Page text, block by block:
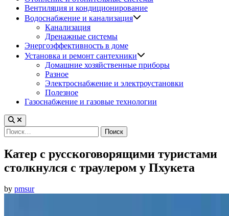
Вентиляция и кондиционирование
Водоснабжение и канализация
Канализация
Дренажные системы
Энергоэффективность в доме
Установка и ремонт сантехники
Домашние хозяйственные приборы
Разное
Электроснабжение и электроустановки
Полезное
Газоснабжение и газовые технологии
Найти:
Катер с русскоговорящими туристами
столкнулся с траулером у Пхукета
by pmsur